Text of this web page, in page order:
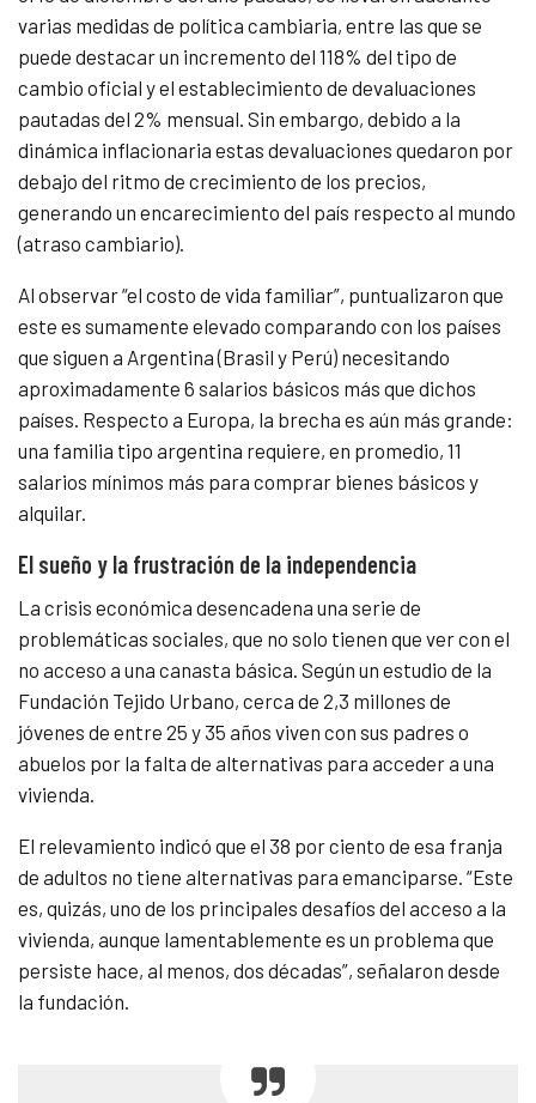
varias medidas de política cambiaria, entre las que se
puede destacar un incremento del 118% del tipo de
cambio oficial y el establecimiento de devaluaciones
pautadas del 2% mensual. Sin embargo, debido a la
dinámica inflacionaria estas devaluaciones quedaron por
debajo del ritmo de crecimiento de los precios,
generando un encarecimiento del país respecto al mundo
(atraso cambiario).
Al observar “el costo de vida familiar”, puntualizaron que
este es sumamente elevado comparando con los países
que siguen a Argentina (Brasil y Perú) necesitando
aproximadamente 6 salarios básicos más que dichos
países. Respecto a Europa, la brecha es aún más grande:
una familia tipo argentina requiere, en promedio, 11
salarios mínimos más para comprar bienes básicos y
alquilar.
El sueño y la frustración de la independencia
La crisis económica desencadena una serie de
problemáticas sociales, que no solo tienen que ver con el
no acceso a una canasta básica. Según un estudio de la
Fundación Tejido Urbano, cerca de 2,3 millones de
jóvenes de entre 25 y 35 años viven con sus padres o
abuelos por la falta de alternativas para acceder a una
vivienda.
El relevamiento indicó que el 38 por ciento de esa franja
de adultos no tiene alternativas para emanciparse. “Este
es, quizás, uno de los principales desafíos del acceso a la
vivienda, aunque lamentablemente es un problema que
persiste hace, al menos, dos décadas”, señalaron desde
la fundación.